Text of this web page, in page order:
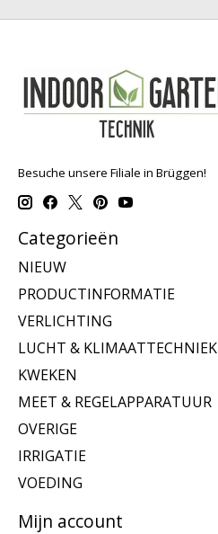
Besuche unsere Filiale in Brüggen!
Categorieën
NIEUW
PRODUCTINFORMATIE
VERLICHTING
LUCHT & KLIMAATTECHNIEK
KWEKEN
MEET & REGELAPPARATUUR
OVERIGE
IRRIGATIE
VOEDING
Mijn account